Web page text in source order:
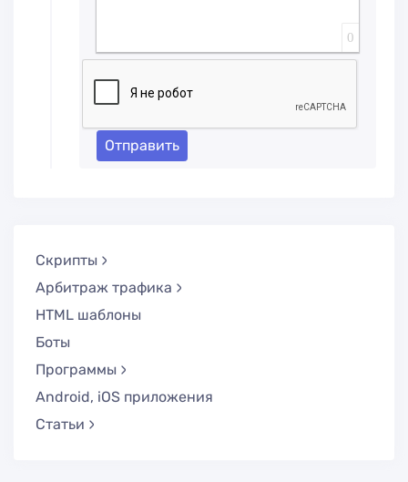
0
Отправить
Скрипты
Арбитраж трафика
HTML шаблоны
Боты
Программы
Android, iOS приложения
Статьи